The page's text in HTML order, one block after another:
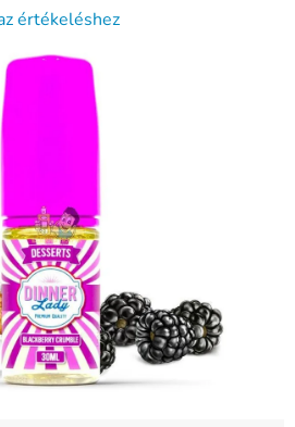
értékeléshez